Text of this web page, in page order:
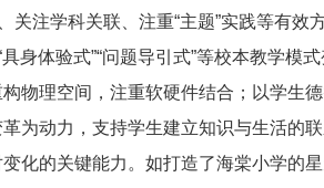
关注学科关联、注重“主题”实践等有
身体验式”“问题导引式”等校本教学模
物理空间，注重软硬件结合；以学生
为动力，支持学生建立知识与生活的
化的关键能力。如打造了海棠小学的